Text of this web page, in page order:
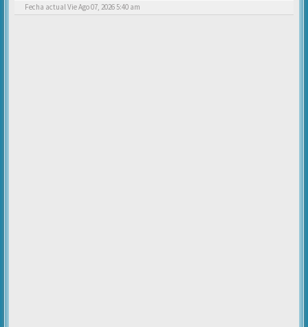
Fecha actual Vie Ago 07, 2026 5:40 am